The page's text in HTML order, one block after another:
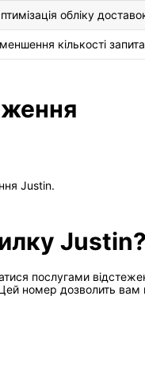
обліку
кількості
Justin.
послугами
номер дозволить вам